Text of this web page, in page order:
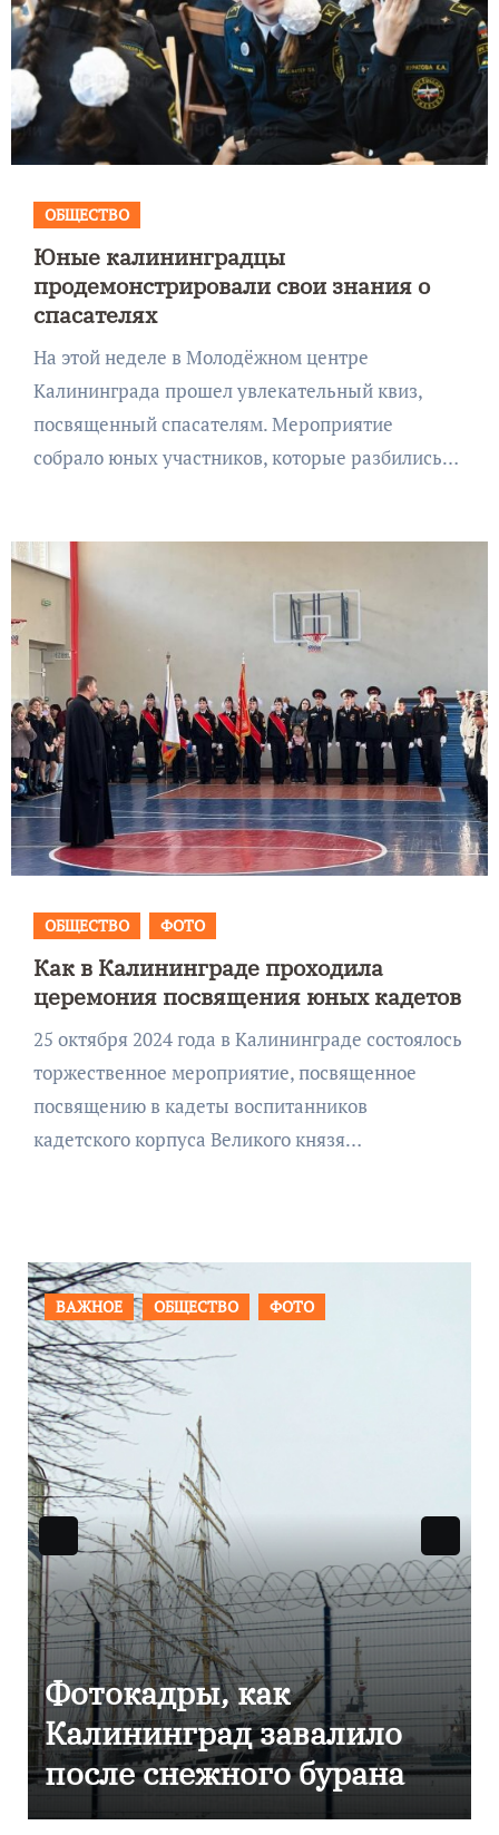
ОБЩЕСТВО
Юные калининградцы
продемонстрировали свои знания о
спасателях
На этой неделе в Молодёжном центре
Калининграда прошел увлекательный квиз,
посвященный спасателям. Мероприятие
собрало юных участников, которые разбились…
ОБЩЕСТВО ФОТО
Как в Калининграде проходила
церемония посвящения юных кадетов
25 октября 2024 года в Калининграде состоялось
торжественное мероприятие, посвященное
посвящению в кадеты воспитанников
кадетского корпуса Великого князя…
ПРОИСШЕСТВИЯ
Фоторепортаж как в
Калининграде
эвакуировали ТЦ из-
сообщения о